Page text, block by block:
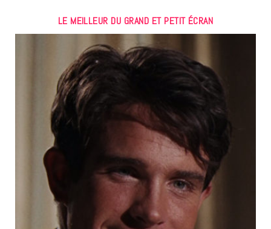
LE MEILLEUR DU GRAND ET PETIT ÉCRAN